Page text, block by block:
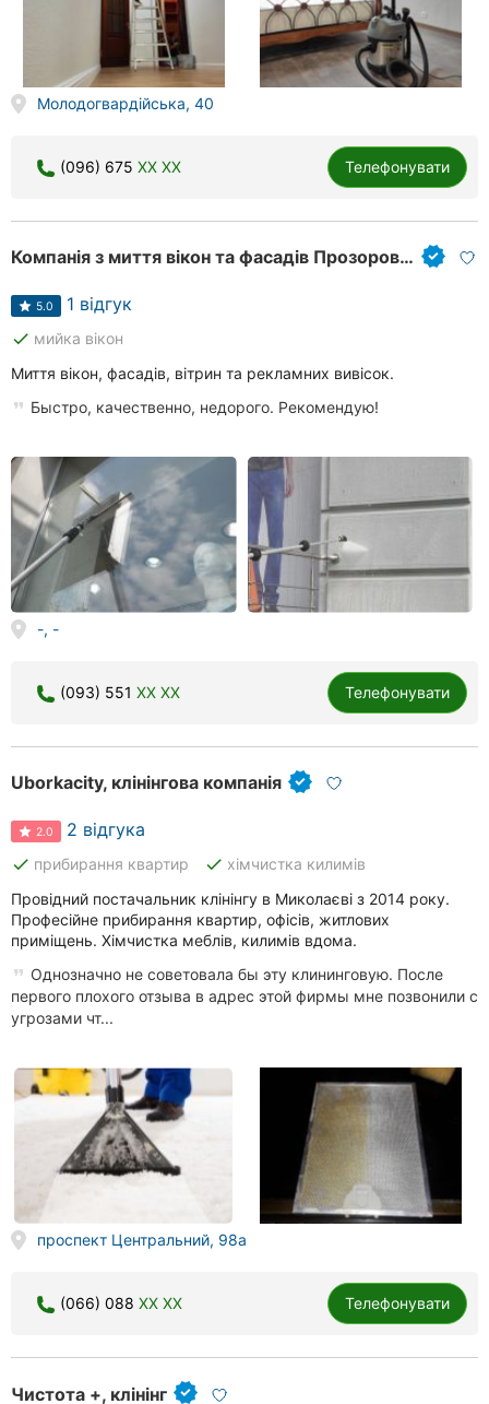
Молодогвардійська, 40
(096) 675 XX XX Телефонувати
Компанія з миття вікон та фасадів Прозорова Андрія Михайловича
5.0 1 відгук
done мийка вікон
Миття вікон, фасадів, вітрин та рекламних вивісок.
Быстро, качественно, недорого. Рекомендую!
-, -
(093) 551 XX XX Телефонувати
Uborkacity, клінінгова компанія
2.0 2 відгука
done прибирання квартир done хімчистка килимів
Провідний постачальник клінінгу в Миколаєві з 2014 року.
Професійне прибирання квартир, офісів, житлових
приміщень. Хімчистка меблів, килимів вдома.
Однозначно не советовала бы эту клининговую. После
первого плохого отзыва в адрес этой фирмы мне позвонили с
угрозами чт...
проспект Центральний, 98а
(066) 088 XX XX Телефонувати
Чистота +, клінінг